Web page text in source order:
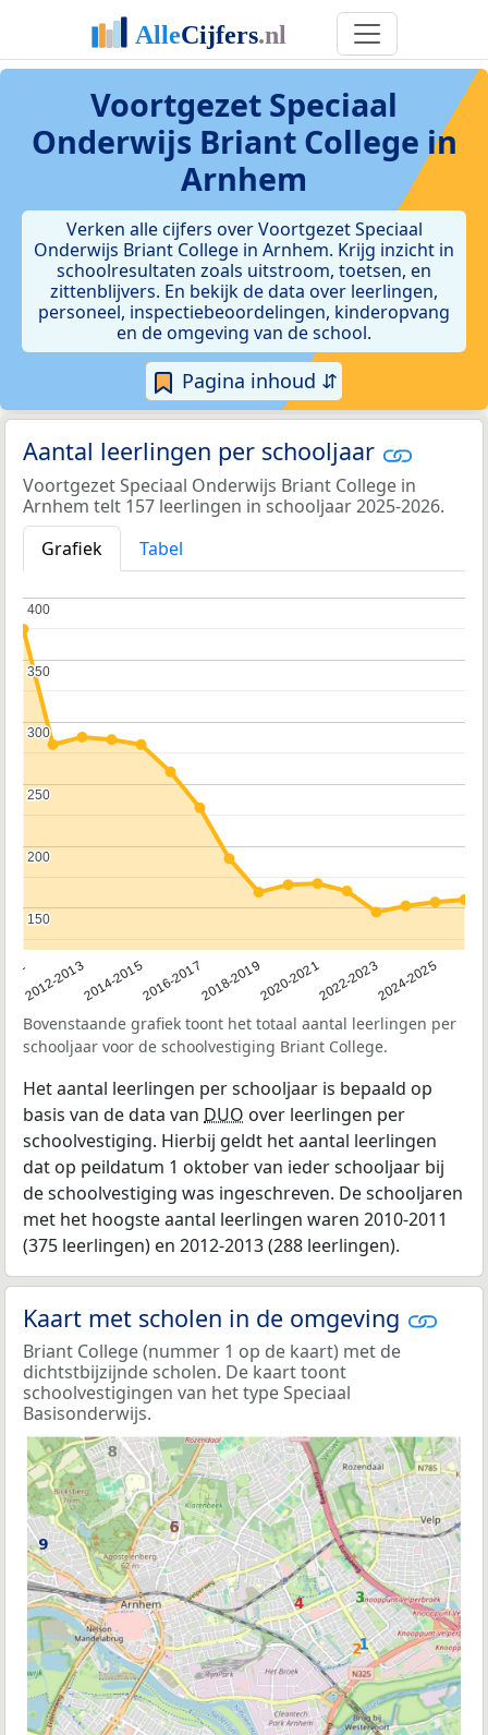
Voortgezet Speciaal
Onderwijs Briant College in
Arnhem
Verken alle cijfers over Voortgezet Speciaal
Onderwijs Briant College in Arnhem. Krijg inzicht in
schoolresultaten zoals uitstroom, toetsen, en
zittenblijvers. En bekijk de data over leerlingen,
personeel, inspectiebeoordelingen, kinderopvang
en de omgeving van de school.
Pagina inhoud ⇵
Aantal leerlingen per schooljaar
Voortgezet Speciaal Onderwijs Briant College in
Arnhem telt 157 leerlingen in schooljaar 2025-2026.
Grafiek
Tabel
2012-20132014-20152016-20172018-20192020-20212022-20232024-2025
150
150
200
200
250
250
300
300
350
350
400
400
Bovenstaande grafiek toont het totaal aantal leerlingen per
schooljaar voor de schoolvestiging Briant College.
Het aantal leerlingen per schooljaar is bepaald op
basis van de data van DUO over leerlingen per
schoolvestiging. Hierbij geldt het aantal leerlingen
dat op peildatum 1 oktober van ieder schooljaar bij
de schoolvestiging was ingeschreven. De schooljaren
met het hoogste aantal leerlingen waren 2010-2011
(375 leerlingen) en 2012-2013 (288 leerlingen).
Kaart met scholen in de omgeving
Briant College (nummer 1 op de kaart) met de
dichtstbijzijnde scholen. De kaart toont
schoolvestigingen van het type Speciaal
Basisonderwijs.